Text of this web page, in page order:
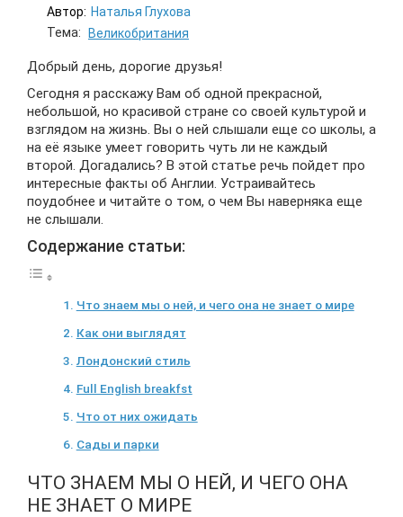
Автор: Наталья Глухова
Тема:
Великобритания
Добрый день, дорогие друзья!
Сегодня я расскажу Вам об одной прекрасной,
небольшой, но красивой стране со своей культурой и
взглядом на жизнь. Вы о ней слышали еще со школы, а
на её языке умеет говорить чуть ли не каждый
второй. Догадались? В этой статье речь пойдет про
интересные факты об Англии. Устраивайтесь
поудобнее и читайте о том, о чем Вы наверняка еще
не слышали.
Содержание статьи:
Что знаем мы о ней, и чего она не знает о мире
Как они выглядят
Лондонский стиль
Full English breakfst
Что от них ожидать
Сады и парки
ЧТО ЗНАЕМ МЫ О НЕЙ, И ЧЕГО ОНА
НЕ ЗНАЕТ О МИРЕ